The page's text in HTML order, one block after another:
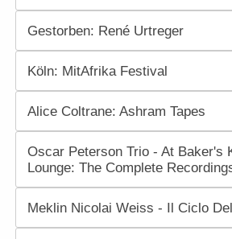
Gestorben: René Urtreger
Köln: MitAfrika Festival
Alice Coltrane: Ashram Tapes
Oscar Peterson Trio - At Baker's
Lounge: The Complete
Meklin Nicolai Weiss - Il Ciclo